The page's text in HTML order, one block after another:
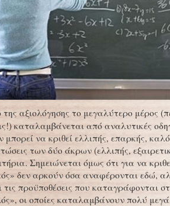
της αξιολόγησης το μεγαλύτερο μέρος
καταλαμβάνεται από αναλυτικές
μπορεί να κριθεί ελλιπής, επαρκής,
των δύο άκρων (ελλιπής,
Σημειώνεται όμως ότι για να
δεν αρκούν όσα αναφέρονται εδώ,
τις προϋποθέσεις που καταγράφονται
οι οποίες καταλαμβάνουν πολύ